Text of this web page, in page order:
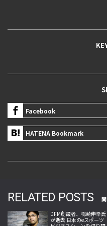
Facebook
HATENA Bookmark
RELATED POSTS
DFM創設者、梅崎伸幸氏
が逝去 日本のeスポーツ